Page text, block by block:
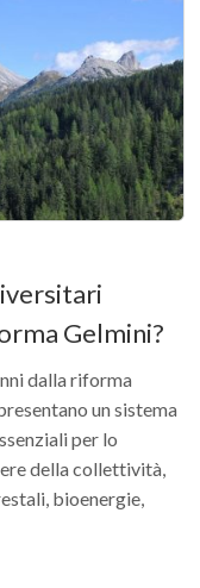
Gelmini?
dalla riforma
un sistema
per lo
della collettività,
bioenergie,